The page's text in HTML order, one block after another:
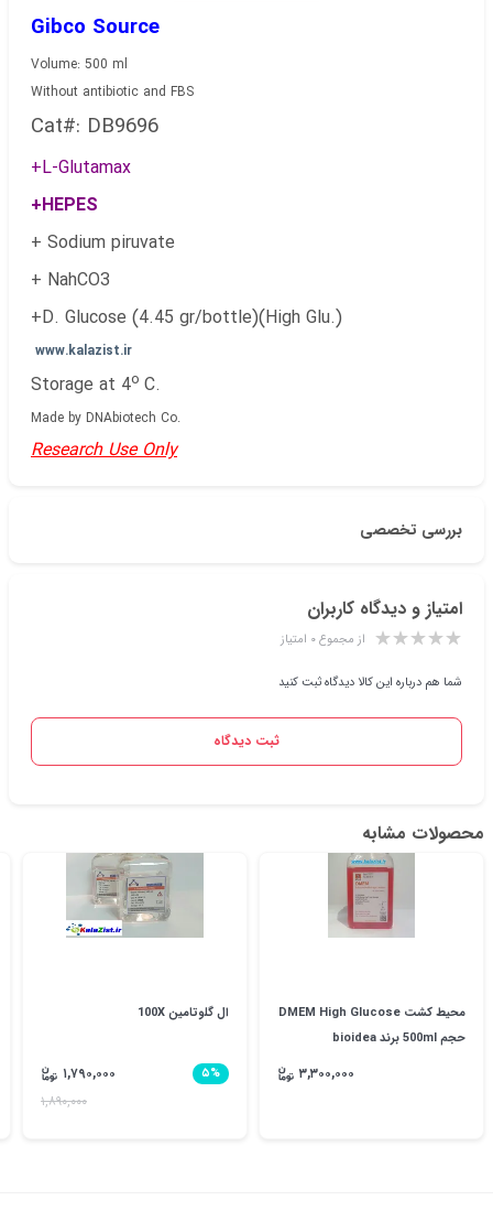
Gibco Source
Volume: 500 ml
Without antibiotic and FBS
Cat#: DB9696
+L-Glutamax
+HEPES
+ Sodium piruvate
+ NahCO3
+D. Glucose (4.45 gr/bottle)(High Glu.)
www.kalazist.ir
Storage at 4o C.
Made by DNAbiotech Co.
Research Use Only
بررسی تخصصی
امتیاز و دیدگاه کاربران
از مجموع ۰ امتیاز
شما هم درباره این کالا دیدگاه ثبت کنید
ثبت دیدگاه
محصولات مشابه
محیط کشت DMEM High Glucose
حجم 500ml برند bioidea
۳,۳۰۰,۰۰۰
ال گلوتامین 100X
۵%
۱,۷۹۰,۰۰۰
۱,۸۹۰,۰۰۰